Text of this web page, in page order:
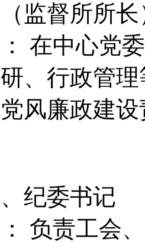
监督所所长
在中心党
、行政管
风廉政建
纪委书记
负责工会